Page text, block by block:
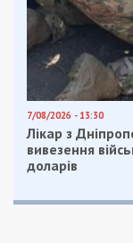
7/08/2026 - 13:30
Лікар з
вивезення
доларів